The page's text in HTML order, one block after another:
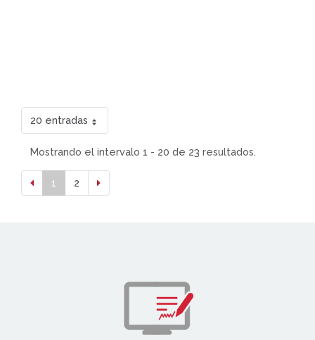
20 entradas
Mostrando el intervalo 1 - 20 de 23 resultados.
1 2